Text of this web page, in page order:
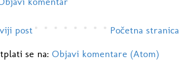
post
Početna stranica
se na: Objavi komentare (Atom)